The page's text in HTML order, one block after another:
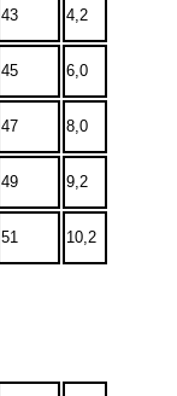
43 4,2
45 6,0
47 8,0
49 9,2
51 10,2